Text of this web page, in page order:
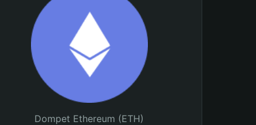
Dompet Ethereum (ETH)